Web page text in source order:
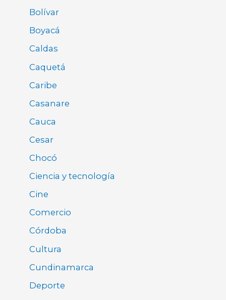
Bolívar
Boyacá
Caldas
Caquetá
Caribe
Casanare
Cauca
Cesar
Chocó
Ciencia y tecnología
Cine
Comercio
Córdoba
Cultura
Cundinamarca
Deporte